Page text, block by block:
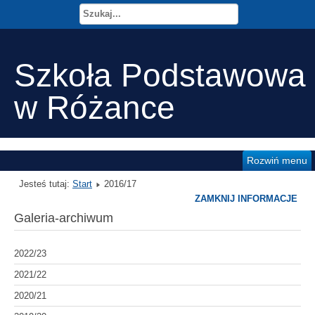
Szkoła Podstawowa
w Różance
Rozwiń menu
Jesteś tutaj: Start 2016/17
Galeria-archiwum
2022/23
2021/22
2020/21
ZAMKNIJ INFORMACJE